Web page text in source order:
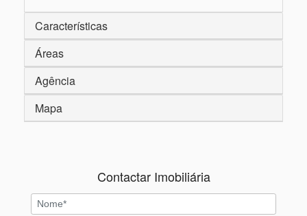
Características
Áreas
Agência
Mapa
Contactar Imobiliária